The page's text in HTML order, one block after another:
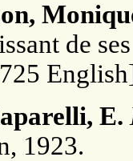
de
E.
1923.